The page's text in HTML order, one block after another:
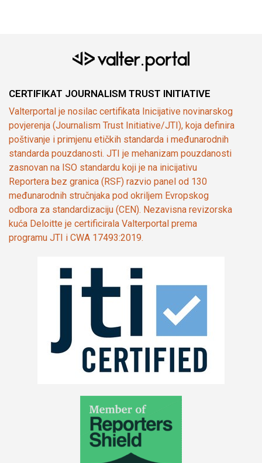
CERTIFIKAT JOURNALISM TRUST INITIATIVE
Valterportal je nosilac certifikata Inicijative novinarskog
povjerenja (Journalism Trust Initiative/JTI), koja definira
poštivanje i primjenu etičkih standarda i međunarodnih
standarda pouzdanosti. JTI je mehanizam pouzdanosti
zasnovan na ISO standardu koji je na inicijativu
Reportera bez granica (RSF) razvio panel od 130
međunarodnih stručnjaka pod okriljem Evropskog
odbora za standardizaciju (CEN). Nezavisna revizorska
kuća Deloitte je certificirala Valterportal prema
programu JTI i CWA 17493:2019.